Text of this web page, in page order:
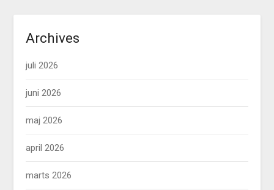
Archives
juli 2026
juni 2026
maj 2026
april 2026
marts 2026